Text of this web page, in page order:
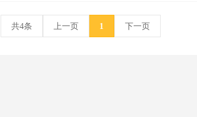
共4条 上一页 1 下一页